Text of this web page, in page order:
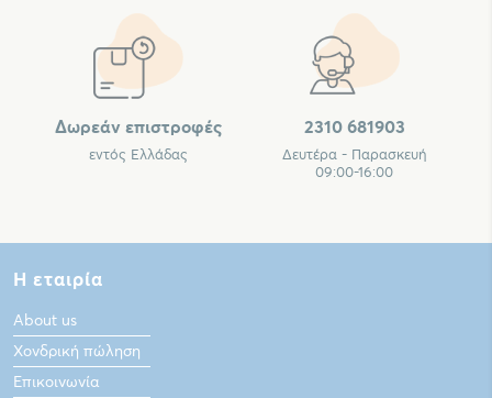
Δωρεάν επιστροφές
εντός Ελλάδας
2310 681903
Δευτέρα - Παρασκευή
09:00-16:00
Η εταιρία
About us
Χονδρική πώληση
Επικοινωνία